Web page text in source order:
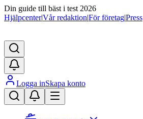
Din guide till bäst i test 2026
Hjälpcenter|Vår redaktion|För företag|Press
Logga inSkapa konto